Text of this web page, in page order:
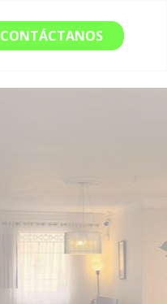
CONTÁCTANOS